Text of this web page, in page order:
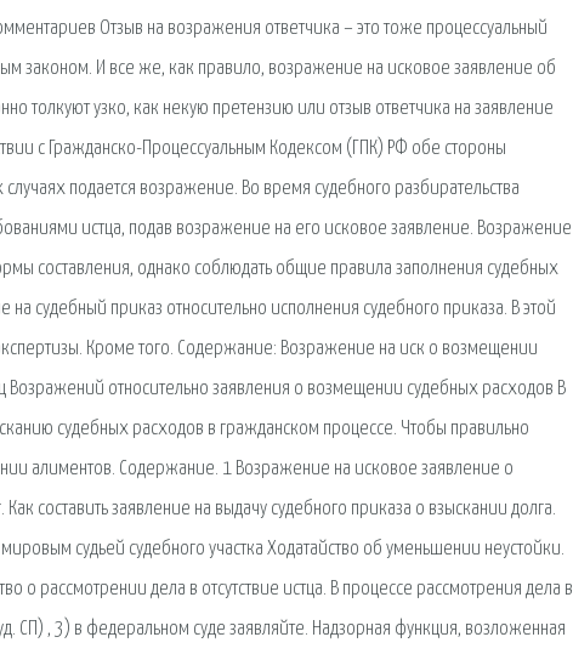
Отзыв на возражения ответчика – это тоже процессуальный
законом. И все же, как правило, возражение на исковое заявление об
толкуют узко, как некую претензию или отзыв ответчика на заявление
с Гражданско-Процессуальным Кодексом (ГПК) РФ обе стороны
подается возражение. Во время судебного разбирательства
истца, подав возражение на его исковое заявление. Возражение
составления, однако соблюдать общие правила заполнения судебных
судебный приказ относительно исполнения судебного приказа. В этой
Кроме того. Содержание: Возражение на иск о возмещении
Возражений относительно заявления о возмещении судебных расходов В
судебных расходов в гражданском процессе. Чтобы правильно
алиментов. Содержание. 1 Возражение на исковое заявление о
составить заявление на выдачу судебного приказа о взыскании долга.
судьей судебного участка Ходатайство об уменьшении неустойки.
о рассмотрении дела в отсутствие истца. В процессе рассмотрения дела в
СП) , 3) в федеральном суде заявляйте. Надзорная функция, возложенная